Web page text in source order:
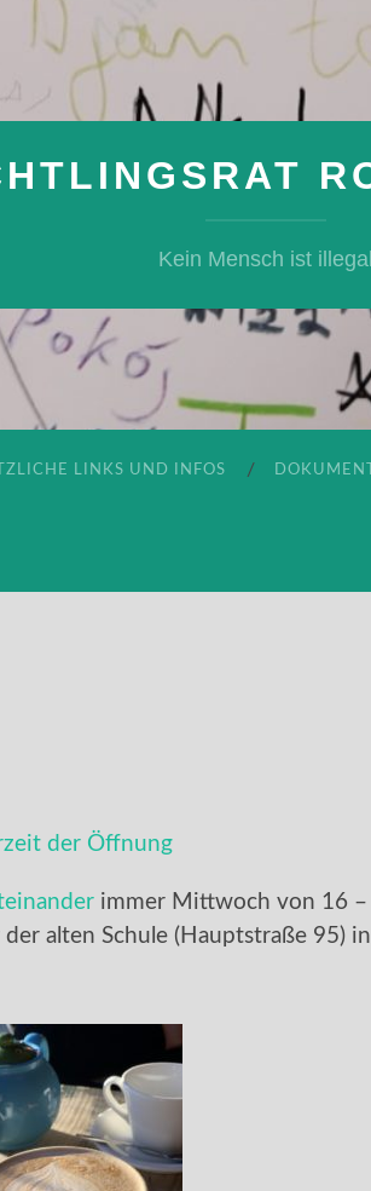
Kein Mensch ist illegal
LINKS UND INFOS
der Öffnung
immer Mittwoch von 16
alten Schule (Hauptstraße 95) in